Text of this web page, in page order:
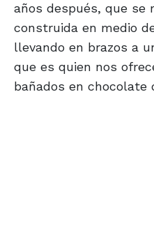
años después, que se
construida en medio
llevando en brazos a
que es quien nos
bañados en chocolate